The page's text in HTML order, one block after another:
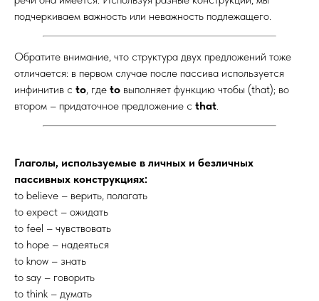
подчеркиваем важность или неважность подлежащего.
Обратите внимание, что структура двух предложений тоже
отличается: в первом случае после пассива используется
инфинитив с to, где to выполняет функцию чтобы (that); во
втором – придаточное предложение с that.
Глаголы, используемые в личных и безличных
пассивных конструкциях:
to believe – верить, полагать
to expect – ожидать
to feel – чувствовать
to hope – надеяться
to know – знать
to say – говорить
to think – думать